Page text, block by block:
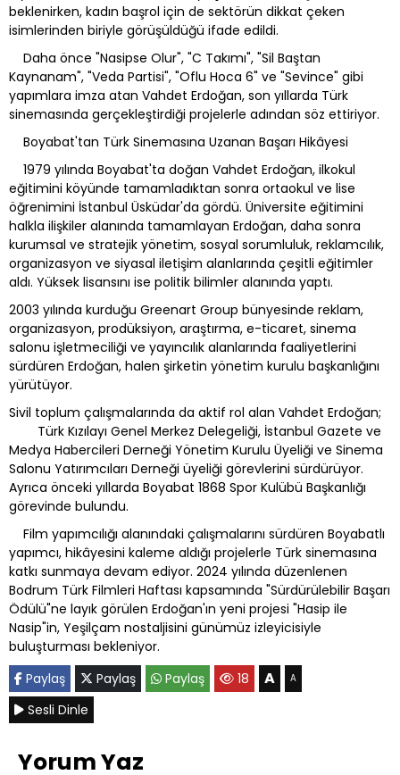
beklenirken, kadın başrol için de sektörün dikkat çeken
isimlerinden biriyle görüşüldüğü ifade edildi.
Daha önce "Nasipse Olur", "C Takımı", "Sil Baştan
Kaynanam", "Veda Partisi", "Oflu Hoca 6" ve "Sevince" gibi
yapımlara imza atan Vahdet Erdoğan, son yıllarda Türk
sinemasında gerçekleştirdiği projelerle adından söz ettiriyor.
Boyabat'tan Türk Sinemasına Uzanan Başarı Hikâyesi
1979 yılında Boyabat'ta doğan Vahdet Erdoğan, ilkokul
eğitimini köyünde tamamladıktan sonra ortaokul ve lise
öğrenimini İstanbul Üsküdar'da gördü. Üniversite eğitimini
halkla ilişkiler alanında tamamlayan Erdoğan, daha sonra
kurumsal ve stratejik yönetim, sosyal sorumluluk, reklamcılık,
organizasyon ve siyasal iletişim alanlarında çeşitli eğitimler
aldı. Yüksek lisansını ise politik bilimler alanında yaptı.
2003 yılında kurduğu Greenart Group bünyesinde reklam,
organizasyon, prodüksiyon, araştırma, e-ticaret, sinema
salonu işletmeciliği ve yayıncılık alanlarında faaliyetlerini
sürdüren Erdoğan, halen şirketin yönetim kurulu başkanlığını
yürütüyor.
Sivil toplum çalışmalarında da aktif rol alan Vahdet Erdoğan;
Türk Kızılayı Genel Merkez Delegeliği, İstanbul Gazete ve
Medya Habercileri Derneği Yönetim Kurulu Üyeliği ve Sinema
Salonu Yatırımcıları Derneği üyeliği görevlerini sürdürüyor.
Ayrıca önceki yıllarda Boyabat 1868 Spor Kulübü Başkanlığı
görevinde bulundu.
Film yapımcılığı alanındaki çalışmalarını sürdüren Boyabatlı
yapımcı, hikâyesini kaleme aldığı projelerle Türk sinemasına
katkı sunmaya devam ediyor. 2024 yılında düzenlenen
Bodrum Türk Filmleri Haftası kapsamında "Sürdürülebilir Başarı
Ödülü"ne layık görülen Erdoğan'ın yeni projesi "Hasip ile
Nasip"in, Yeşilçam nostaljisini günümüz izleyicisiyle
buluşturması bekleniyor.
Paylaş
Paylaş Paylaş 18 A A
Sesli Dinle
Yorum Yaz